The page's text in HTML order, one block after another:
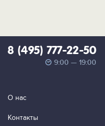
8 (495) 777-22-50
9:00 — 19:00
О нас
Контакты